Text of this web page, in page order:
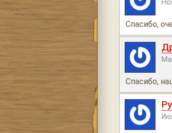
Спасибо,
Спасибо,